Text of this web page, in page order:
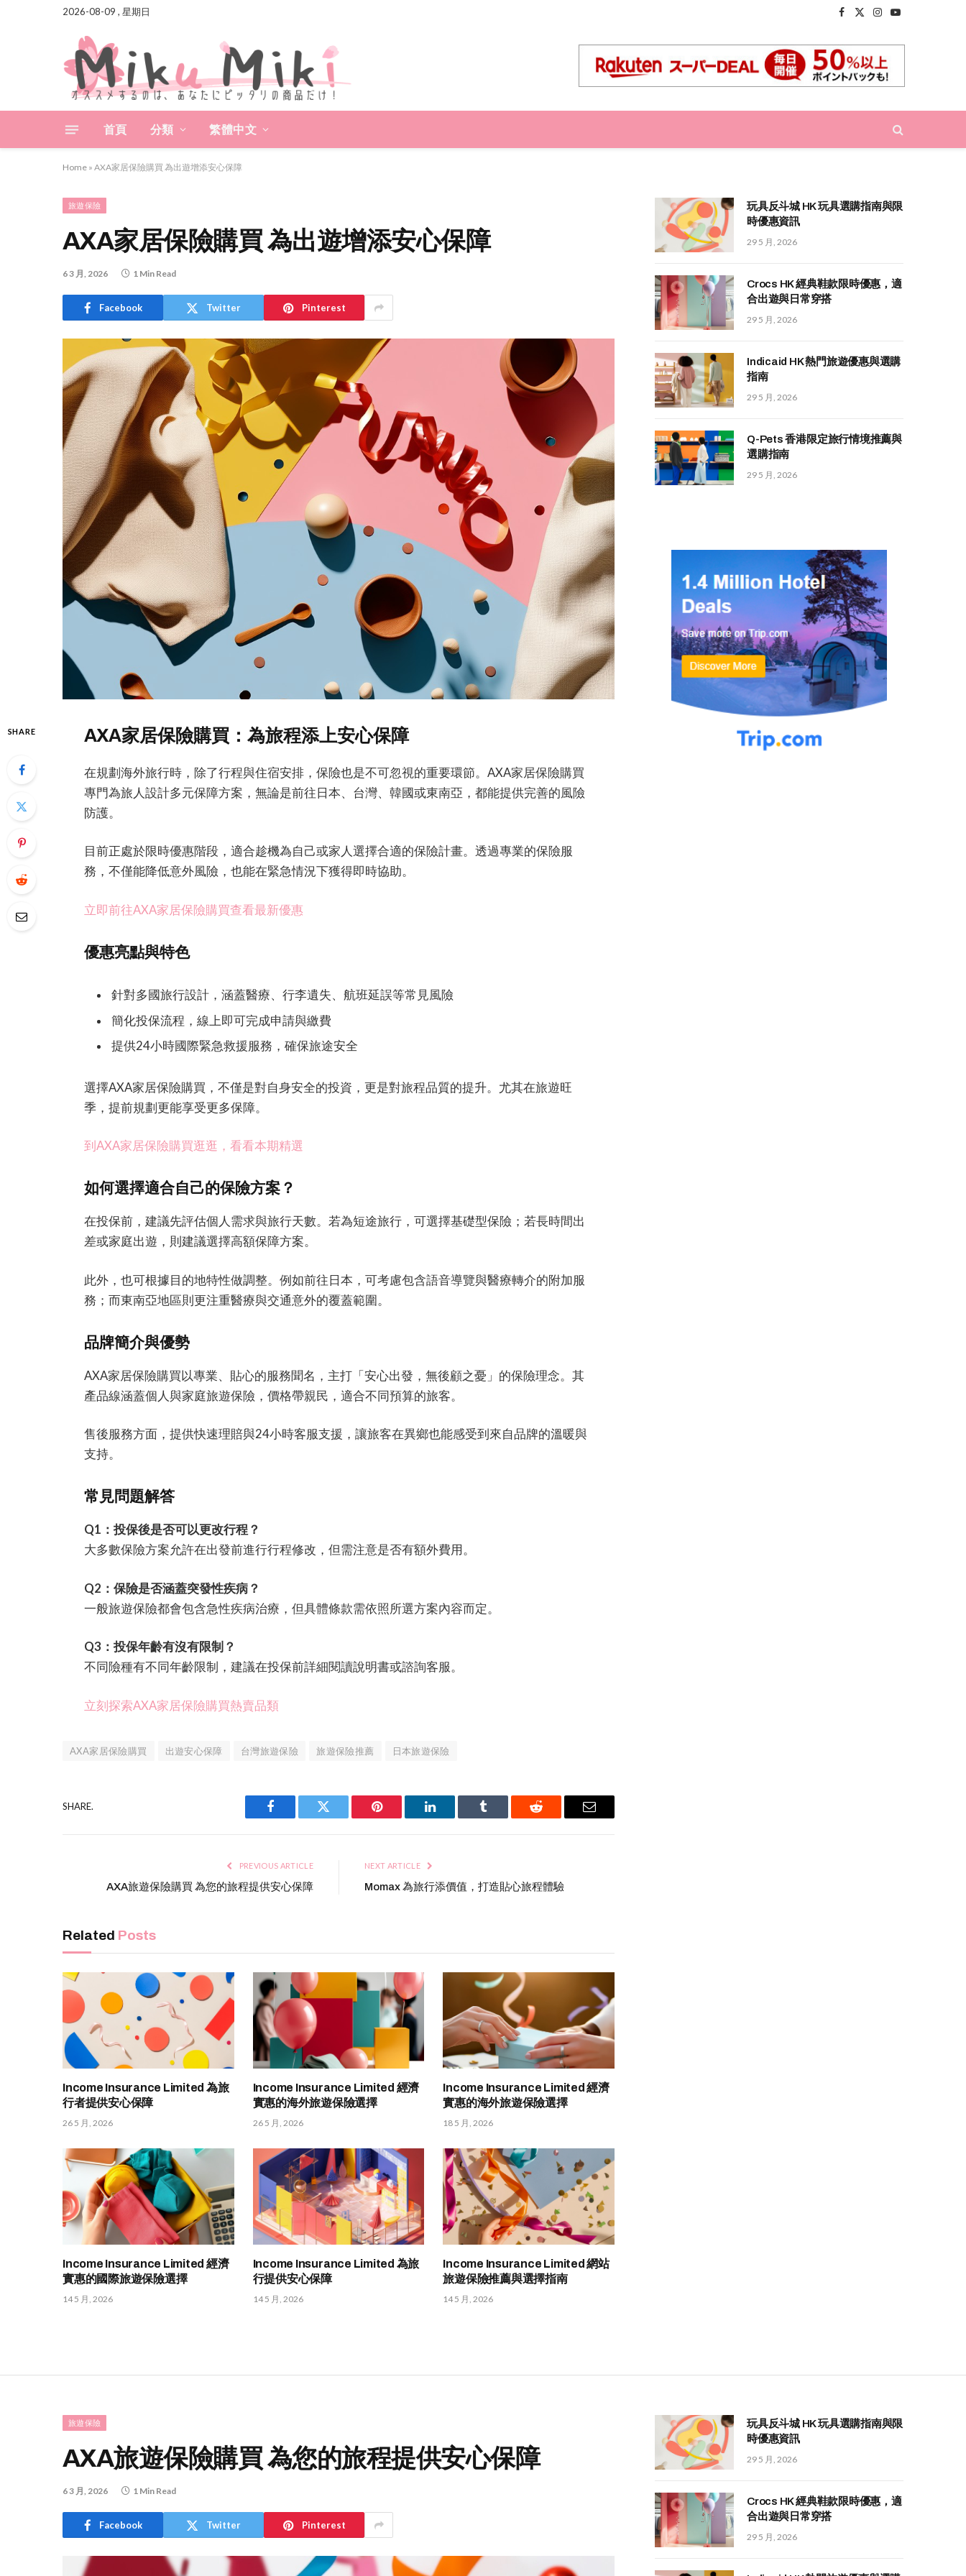
2026-08-09 , 星期日
Facebook
X
Instagram
YouTube
首頁 分類 繁體中文
Home » AXA家居保險購買 為出遊增添安心保障
旅遊保險
AXA家居保險購買 為出遊增添安心保障
6 3 月, 2026 1 Min Read
Facebook Twitter Pinterest
SHARE AXA家居保險購買：為旅程添上安心保障
在規劃海外旅行時，除了行程與住宿安排，保險也是不可忽視的重要環節。AXA家居保險購買
專門為旅人設計多元保障方案，無論是前往日本、台灣、韓國或東南亞，都能提供完善的風險
防護。
目前正處於限時優惠階段，適合趁機為自己或家人選擇合適的保險計畫。透過專業的保險服
務，不僅能降低意外風險，也能在緊急情況下獲得即時協助。
立即前往AXA家居保險購買查看最新優惠
優惠亮點與特色
針對多國旅行設計，涵蓋醫療、行李遺失、航班延誤等常見風險
簡化投保流程，線上即可完成申請與繳費
提供24小時國際緊急救援服務，確保旅途安全
選擇AXA家居保險購買，不僅是對自身安全的投資，更是對旅程品質的提升。尤其在旅遊旺
季，提前規劃更能享受更多保障。
到AXA家居保險購買逛逛，看看本期精選
如何選擇適合自己的保險方案？
在投保前，建議先評估個人需求與旅行天數。若為短途旅行，可選擇基礎型保險；若長時間出
差或家庭出遊，則建議選擇高額保障方案。
此外，也可根據目的地特性做調整。例如前往日本，可考慮包含語音導覽與醫療轉介的附加服
務；而東南亞地區則更注重醫療與交通意外的覆蓋範圍。
品牌簡介與優勢
AXA家居保險購買以專業、貼心的服務聞名，主打「安心出發，無後顧之憂」的保險理念。其
產品線涵蓋個人與家庭旅遊保險，價格帶親民，適合不同預算的旅客。
售後服務方面，提供快速理賠與24小時客服支援，讓旅客在異鄉也能感受到來自品牌的溫暖與
支持。
常見問題解答
Q1：投保後是否可以更改行程？
大多數保險方案允許在出發前進行行程修改，但需注意是否有額外費用。
Q2：保險是否涵蓋突發性疾病？
一般旅遊保險都會包含急性疾病治療，但具體條款需依照所選方案內容而定。
Q3：投保年齡有沒有限制？
不同險種有不同年齡限制，建議在投保前詳細閱讀說明書或諮詢客服。
立刻探索AXA家居保險購買熱賣品類
AXA家居保險購買 出遊安心保障 台灣旅遊保險 旅遊保險推薦 日本旅遊保險
SHARE.
Facebook Twitter Pinterest LinkedIn Tumblr Reddit Email
PREVIOUS ARTICLE
AXA旅遊保險購買 為您的旅程提供安心保障
NEXT ARTICLE
Momax 為旅行添價值，打造貼心旅程體驗
Related Posts
Income Insurance Limited 為旅
行者提供安心保障
26 5 月, 2026
Income Insurance Limited 經濟
實惠的海外旅遊保險選擇
26 5 月, 2026
Income Insurance Limited 經濟
實惠的海外旅遊保險選擇
18 5 月, 2026
Income Insurance Limited 經濟
實惠的國際旅遊保險選擇
14 5 月, 2026
Income Insurance Limited 為旅
行提供安心保障
14 5 月, 2026
Income Insurance Limited 網站
旅遊保險推薦與選擇指南
14 5 月, 2026
玩具反斗城 HK 玩具選購指南與限
時優惠資訊
29 5 月, 2026
Crocs HK 經典鞋款限時優惠，適
合出遊與日常穿搭
29 5 月, 2026
Indicaid HK 熱門旅遊優惠與選購
指南
29 5 月, 2026
Q-Pets 香港限定旅行情境推薦與
選購指南
29 5 月, 2026
旅遊保險
AXA旅遊保險購買 為您的旅程提供安心保障
6 3 月, 2026 1 Min Read
Facebook Twitter Pinterest
玩具反斗城 HK 玩具選購指南與限
時優惠資訊
29 5 月, 2026
Crocs HK 經典鞋款限時優惠，適
合出遊與日常穿搭
29 5 月, 2026